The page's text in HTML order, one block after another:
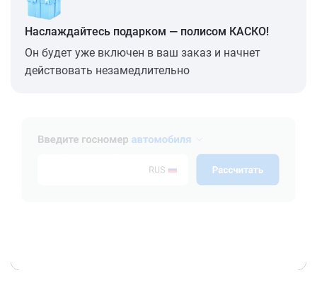
Наслаждайтесь подарком — полисом КАСКО!
Он будет уже включен в ваш заказ и начнет
действовать незамедлительно